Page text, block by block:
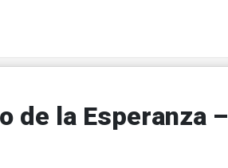
de la Esperanza –